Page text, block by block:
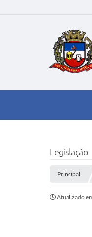
Legislação
Principal
Atualizado